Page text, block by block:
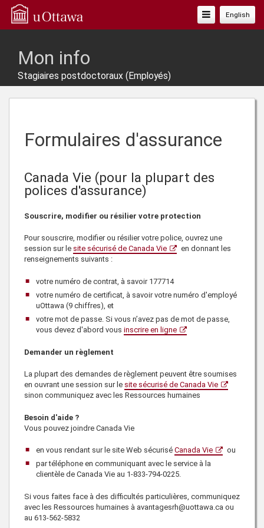
English
Basculer
La
Mon info
Stagiaires postdoctoraux (Employés)
Formulaires d'assurance
Canada Vie (pour la plupart des
polices d'assurance)
Souscrire, modifier ou résilier votre protection
Pour souscrire, modifier ou résilier votre police, ouvrez une
session sur le site sécurisé de Canada Vie
en donnant les
renseignements suivants :
votre numéro de contrat, à savoir 177714
votre numéro de certificat, à savoir votre numéro d'employé
uOttawa (9 chiffres), et
votre mot de passe. Si vous n’avez pas de mot de passe,
vous devez d'abord vous inscrire en ligne
Demander un règlement
La plupart des demandes de règlement peuvent être soumises
en ouvrant une session sur le site sécurisé de Canada Vie
sinon communiquez avec les Ressources humaines
Besoin d'aide ?
Vous pouvez joindre Canada Vie
en vous rendant sur le site Web sécurisé Canada Vie
ou
par téléphone en communiquant avec le service à la
clientèle de Canada Vieau 1-833-794-0225.
Si vous faites face à des difficultés particulières, communiquez
avec les Ressources humaines à avantagesrh@uottawa.ca ou
au 613-562-5832